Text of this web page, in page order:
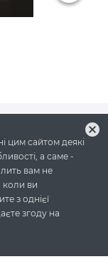
цим сайтом деякі
а саме -
вам не
коли ви
з однієї
згоду на
cancel